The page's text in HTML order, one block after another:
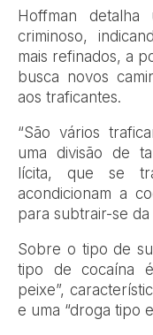
Hoffman detalha
criminoso,
mais refinados, a
busca novos
aos traficantes.
“São vários
uma divisão de
lícita, que se
acondicionam a
para subtrair-se da
Sobre o tipo de
tipo de cocaína
peixe”,
e uma “droga tipo